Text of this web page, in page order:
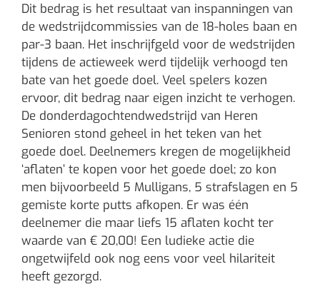
Dit bedrag is het resultaat van inspanningen van
de wedstrijdcommissies van de 18-holes baan en
par-3 baan. Het inschrijfgeld voor de wedstrijden
tijdens de actieweek werd tijdelijk verhoogd ten
bate van het goede doel. Veel spelers kozen
ervoor, dit bedrag naar eigen inzicht te verhogen.
De donderdagochtendwedstrijd van Heren
Senioren stond geheel in het teken van het
goede doel. Deelnemers kregen de mogelijkheid
‘aflaten’ te kopen voor het goede doel; zo kon
men bijvoorbeeld 5 Mulligans, 5 strafslagen en 5
gemiste korte putts afkopen. Er was één
deelnemer die maar liefs 15 aflaten kocht ter
waarde van € 20,00! Een ludieke actie die
ongetwijfeld ook nog eens voor veel hilariteit
heeft gezorgd.